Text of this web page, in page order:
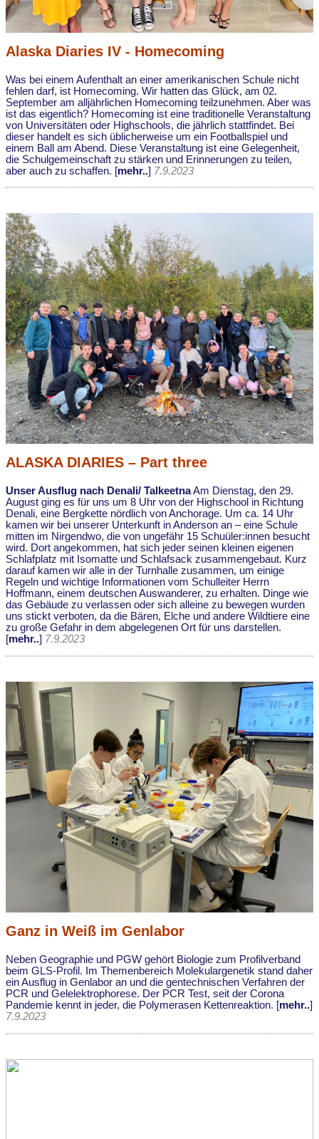
Alaska Diaries IV - Homecoming
Was bei einem Aufenthalt an einer amerikanischen Schule nicht
fehlen darf, ist Homecoming. Wir hatten das Glück, am 02.
September am alljährlichen Homecoming teilzunehmen. Aber was
ist das eigentlich? Homecoming ist eine traditionelle Veranstaltung
von Universitäten oder Highschools, die jährlich stattfindet. Bei
dieser handelt es sich üblicherweise um ein Footballspiel und
einem Ball am Abend. Diese Veranstaltung ist eine Gelegenheit,
die Schulgemeinschaft zu stärken und Erinnerungen zu teilen,
aber auch zu schaffen. [mehr..] 7.9.2023
ALASKA DIARIES – Part three
Unser Ausflug nach Denali/ TalkeetnaAm Dienstag, den 29.
August ging es für uns um 8 Uhr von der Highschool in Richtung
Denali, eine Bergkette nördlich von Anchorage. Um ca. 14 Uhr
kamen wir bei unserer Unterkunft in Anderson an – eine Schule
mitten im Nirgendwo, die von ungefähr 15 Schuüler:innen besucht
wird. Dort angekommen, hat sich jeder seinen kleinen eigenen
Schlafplatz mit Isomatte und Schlafsack zusammengebaut. Kurz
darauf kamen wir alle in der Turnhalle zusammen, um einige
Regeln und wichtige Informationen vom Schulleiter Herrn
Hoffmann, einem deutschen Auswanderer, zu erhalten. Dinge wie
das Gebäude zu verlassen oder sich alleine zu bewegen wurden
uns stickt verboten, da die Bären, Elche und andere Wildtiere eine
zu große Gefahr in dem abgelegenen Ort für uns darstellen.
[mehr..] 7.9.2023
Ganz in Weiß im Genlabor
Neben Geographie und PGW gehört Biologie zum Profilverband
beim GLS-Profil. Im Themenbereich Molekulargenetik stand daher
ein Ausflug in Genlabor an und die gentechnischen Verfahren der
PCR und Gelelektrophorese. Der PCR Test, seit der Corona
Pandemie kennt in jeder, die Polymerasen Kettenreaktion. [mehr..]
7.9.2023